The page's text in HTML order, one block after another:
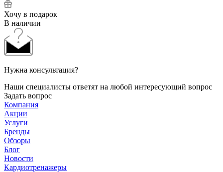
Хочу в подарок
В наличии
Нужна консультация?
Наши специалисты ответят на любой интересующий вопрос
Задать вопрос
Компания
Акции
Услуги
Бренды
Обзоры
Блог
Новости
Кардиотренажеры